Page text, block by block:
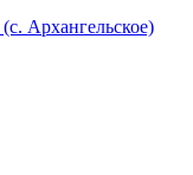
Архангельское)